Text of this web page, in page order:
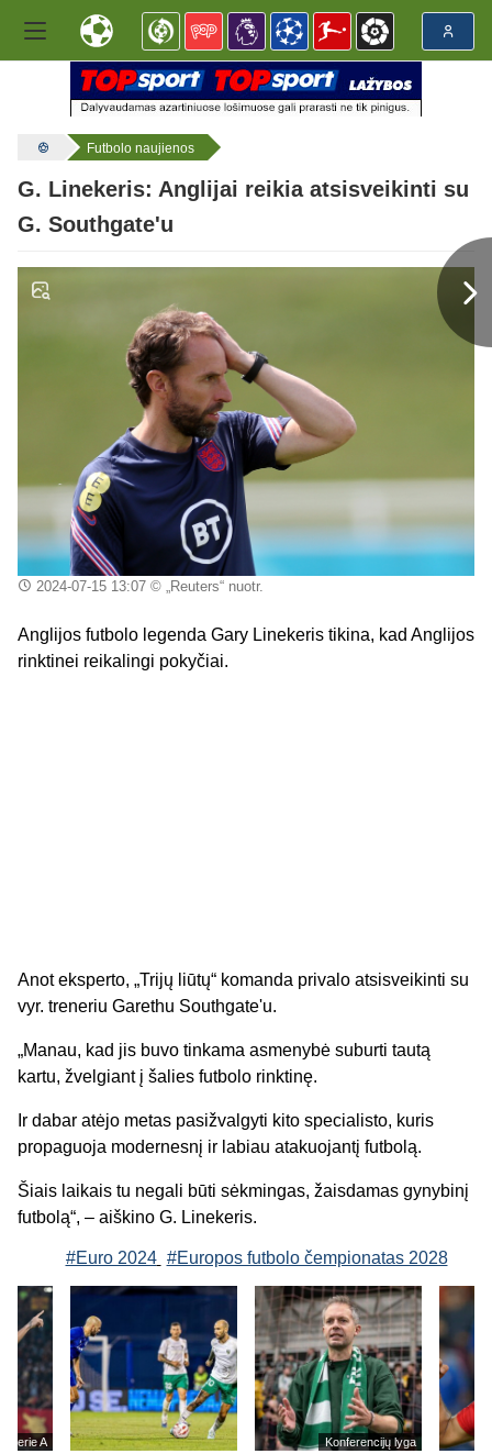
Futbolo naujienos
G. Linekeris: Anglijai reikia atsisveikinti su
G. Southgate'u
2024-07-15 13:07© „Reuters“ nuotr.
Anglijos futbolo legenda Gary Linekeris tikina, kad Anglijos
rinktinei reikalingi pokyčiai.
Anot eksperto, „Trijų liūtų“ komanda privalo atsisveikinti su
vyr. treneriu Garethu Southgate'u.
„Manau, kad jis buvo tinkama asmenybė suburti tautą
kartu, žvelgiant į šalies futbolo rinktinę.
Ir dabar atėjo metas pasižvalgyti kito specialisto, kuris
propaguoja modernesnį ir labiau atakuojantį futbolą.
Šiais laikais tu negali būti sėkmingas, žaisdamas gynybinį
futbolą“, – aiškino G. Linekeris.
#Euro 2024 #Europos futbolo čempionatas 2028
Serie A Konferencijų lyga